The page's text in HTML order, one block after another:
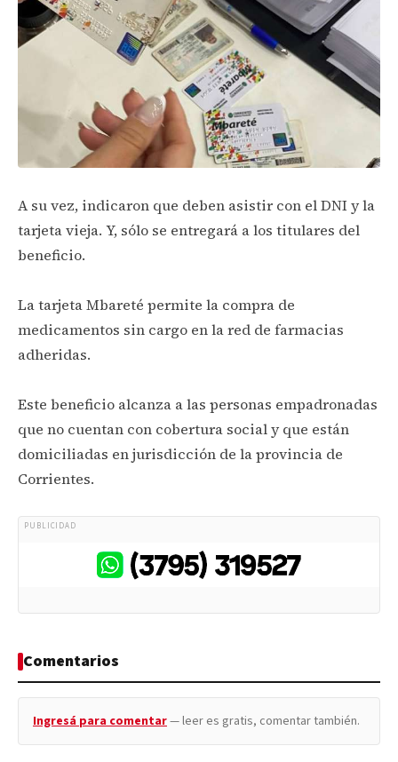
A su vez, indicaron que deben asistir con el DNI y la
tarjeta vieja. Y, sólo se entregará a los titulares del
beneficio.
La tarjeta Mbareté permite la compra de
medicamentos sin cargo en la red de farmacias
adheridas.
Este beneficio alcanza a las personas empadronadas
que no cuentan con cobertura social y que están
domiciliadas en jurisdicción de la provincia de
Corrientes.
PUBLICIDAD
Comentarios
Ingresá para comentar— leer es gratis, comentar también.